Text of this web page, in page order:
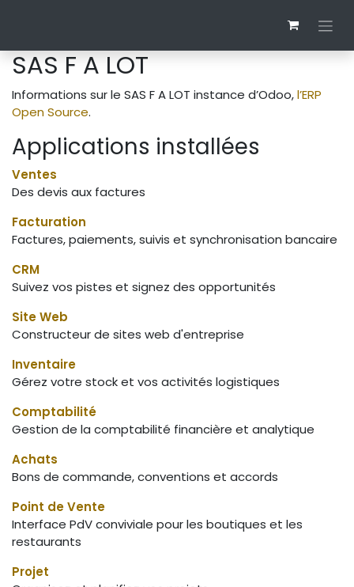
SAS F A LOT
Informations sur le SAS F A LOT instance d’Odoo,l’ERP
Open Source.
Applications installées
Ventes
Des devis aux factures
Facturation
Factures, paiements, suivis et synchronisation bancaire
CRM
Suivez vos pistes et signez des opportunités
Site Web
Constructeur de sites web d'entreprise
Inventaire
Gérez votre stock et vos activités logistiques
Comptabilité
Gestion de la comptabilité financière et analytique
Achats
Bons de commande, conventions et accords
Point de Vente
Interface PdV conviviale pour les boutiques et les
restaurants
Projet